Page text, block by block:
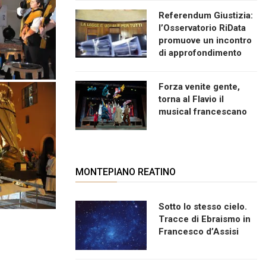
Referendum Giustizia:
l’Osservatorio RiData
promuove un incontro
di approfondimento
Forza venite gente,
torna al Flavio il
musical francescano
MONTEPIANO REATINO
Sotto lo stesso cielo.
Tracce di Ebraismo in
Francesco d’Assisi